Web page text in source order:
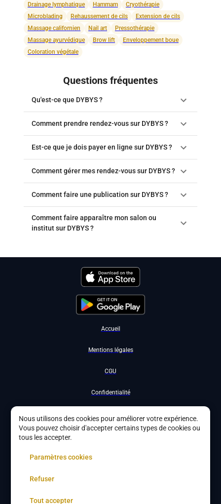
Drainage lymphatique
Hammam
Cryothérapie
Microblading
Rehaussement de cils
Extension de cils
Massage californien
Nail art
Pressothérapie
Massage ayurvédique
Brow lift
Enveloppement boue
Coloration végétale
Questions fréquentes
Qu'est-ce que DYBYS ?
Comment prendre rendez-vous sur DYBYS ?
Est-ce que je dois payer en ligne sur DYBYS ?
Comment gérer mes rendez-vous sur DYBYS ?
Comment faire une publication sur DYBYS ?
Comment faire apparaître mon salon ou
institut sur DYBYS ?
Accueil
Mentions légales
CGU
Confidentialité
Nous utilisons des cookies pour améliorer votre expérience.
Vous pouvez choisir d'accepter certains types de cookies ou
tous les accepter.
Paramètres cookies
Refuser
Tout accepter